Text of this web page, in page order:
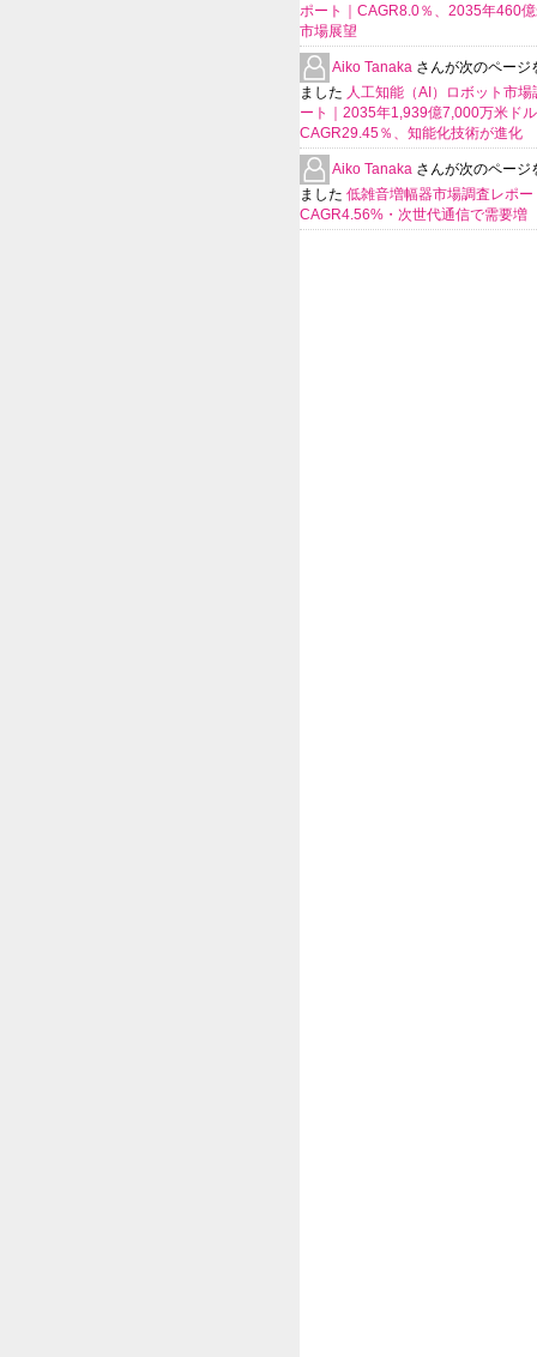
ポート｜CAGR8.0％、2035年460
市場展望
Aiko Tanaka さんが次のページ
ました 人工知能（AI）ロボット市場
ート｜2035年1,939億7,000万米ド
CAGR29.45％、知能化技術が進化
Aiko Tanaka さんが次のページ
ました 低雑音増幅器市場調査レポー
CAGR4.56%・次世代通信で需要増